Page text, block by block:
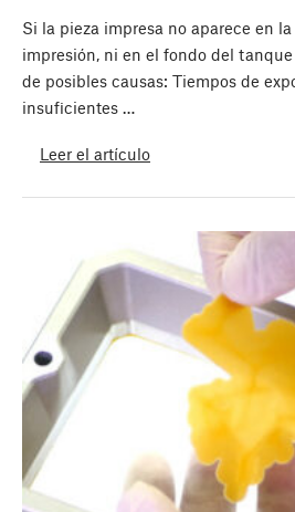
Si la pieza impresa no aparece en
impresión, ni en el fondo del
de posibles causas: Tiempos de
insuficientes …
Leer el artículo